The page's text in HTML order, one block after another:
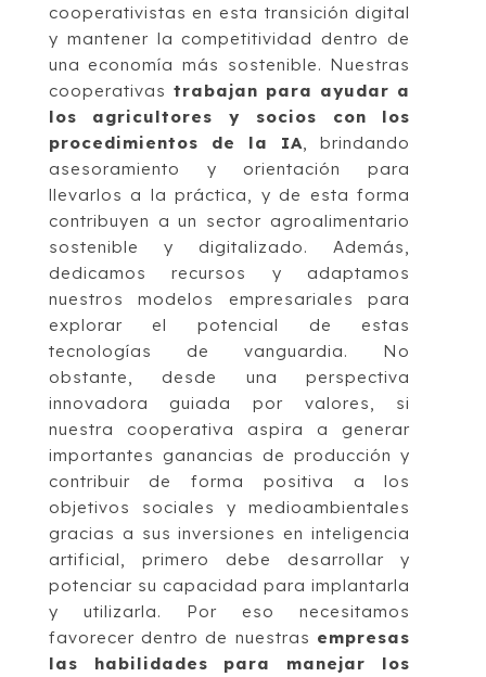
cooperativistas en esta transición digital
y mantener la competitividad dentro de
una economía más sostenible. Nuestras
cooperativas trabajan para ayudar a
los agricultores y socios con los
procedimientos de la IA, brindando
asesoramiento y orientación para
llevarlos a la práctica, y de esta forma
contribuyen a un sector agroalimentario
sostenible y digitalizado. Además,
dedicamos recursos y adaptamos
nuestros modelos empresariales para
explorar el potencial de estas
tecnologías de vanguardia. No
obstante, desde una perspectiva
innovadora guiada por valores, si
nuestra cooperativa aspira a generar
importantes ganancias de producción y
contribuir de forma positiva a los
objetivos sociales y medioambientales
gracias a sus inversiones en inteligencia
artificial, primero debe desarrollar y
potenciar su capacidad para implantarla
y utilizarla. Por eso necesitamos
favorecer dentro de nuestras empresas
las habilidades para manejar los